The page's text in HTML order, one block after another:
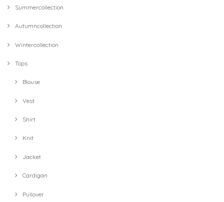
Summercollection
Autumncollection
Wintercollection
Tops
Blouse
Vest
Shirt
Knit
Jacket
Cardigan
Pullover